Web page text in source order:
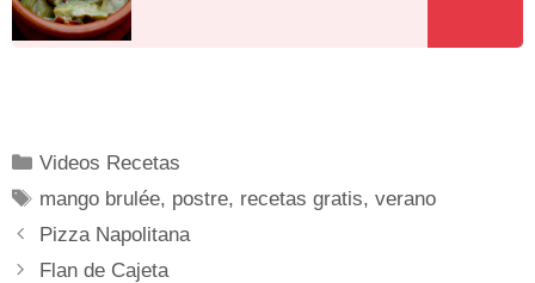
Videos Recetas
mango brulée, postre, recetas gratis,verano
Pizza Napolitana
Flan de Cajeta